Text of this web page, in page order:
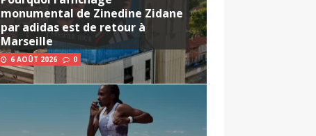
monumental de Zinedine Zidane
par adidas est de retour à
Marseille
6 AOÛT 2026 0